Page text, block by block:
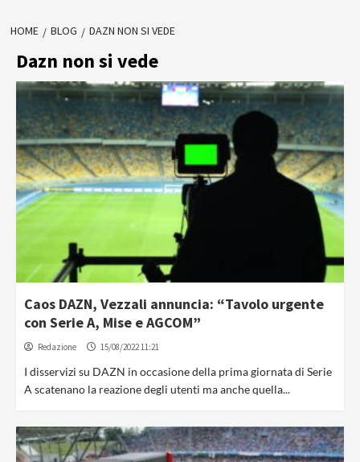
HOME BLOG DAZN NON SI VEDE
Dazn non si vede
Caos DAZN, Vezzali annuncia: “Tavolo urgente
con Serie A, Mise e AGCOM”
Redazione 15/08/2022 11:21
I disservizi su DAZN in occasione della prima giornata di Serie
A scatenano la reazione degli utenti ma anche quella...